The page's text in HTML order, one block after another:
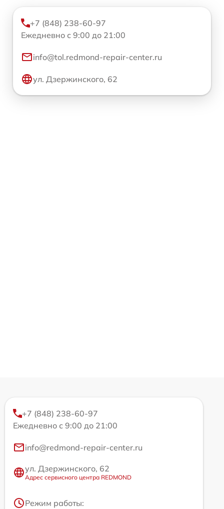
+7 (848) 238-60-97
Ежедневно с 9:00 до 21:00
info@tol.redmond-repair-center.ru
ул. Дзержинского, 62
+7 (848) 238-60-97
Ежедневно с 9:00 до 21:00
info@redmond-repair-center.ru
ул. Дзержинского, 62
Адрес сервисного центра REDMOND
Режим работы: